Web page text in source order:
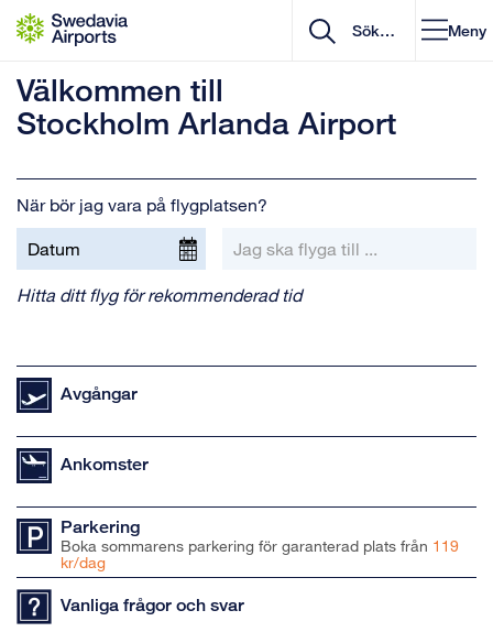
Gå till innehåll
Meny
Välkommen till
Stockholm Arlanda Airport
När bör jag vara på flygplatsen?
Hitta ditt flyg för rekommenderad tid
Avgångar
Ankomster
Parkering
Boka sommarens parkering för garanterad plats från 119
kr/dag
Vanliga frågor och svar